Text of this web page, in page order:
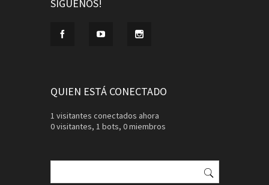
SÍGUENOS!
QUIEN ESTÁ CONECTADO
1 visitantes conectados ahora
0 visitantes, 1 bots, 0 miembros
Buscar: